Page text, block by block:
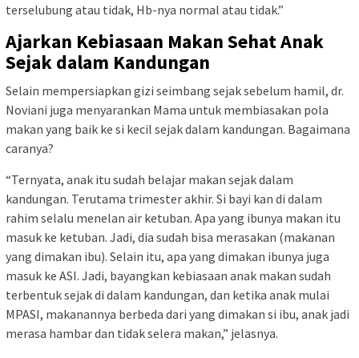
terselubung atau tidak, Hb-nya normal atau tidak.”
Ajarkan Kebiasaan Makan Sehat Anak
Sejak dalam Kandungan
Selain mempersiapkan gizi seimbang sejak sebelum hamil, dr.
Noviani juga menyarankan Mama untuk membiasakan pola
makan yang baik ke si kecil sejak dalam kandungan. Bagaimana
caranya?
“Ternyata, anak itu sudah belajar makan sejak dalam
kandungan. Terutama trimester akhir. Si bayi kan di dalam
rahim selalu menelan air ketuban. Apa yang ibunya makan itu
masuk ke ketuban. Jadi, dia sudah bisa merasakan (makanan
yang dimakan ibu). Selain itu, apa yang dimakan ibunya juga
masuk ke ASI. Jadi, bayangkan kebiasaan anak makan sudah
terbentuk sejak di dalam kandungan, dan ketika anak mulai
MPASI, makanannya berbeda dari yang dimakan si ibu, anak jadi
merasa hambar dan tidak selera makan,” jelasnya.